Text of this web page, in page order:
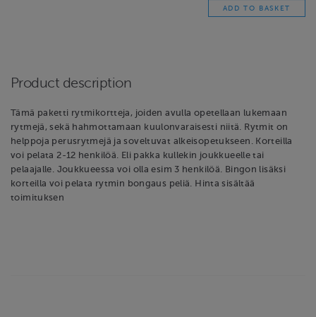
Product description
Tämä paketti rytmikortteja, joiden avulla opetellaan lukemaan
rytmejä, sekä hahmottamaan kuulonvaraisesti niitä. Rytmit on
helppoja perusrytmejä ja soveltuvat alkeisopetukseen. Korteilla
voi pelata 2-12 henkilöä. Eli pakka kullekin joukkueelle tai
pelaajalle. Joukkueessa voi olla esim 3 henkilöä. Bingon lisäksi
korteilla voi pelata rytmin bongaus peliä. Hinta sisältää
toimituksen